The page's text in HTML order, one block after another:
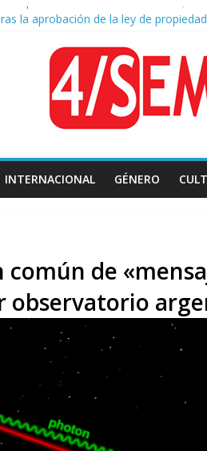
la aprobación de la ley de
Causa AFA: el juez Amarante calificó de
A pocas cuadras de La Bombonera
Día de San Cayetano: masiva marcha a
INTERNACIONAL GÉNERO
de
observatorio